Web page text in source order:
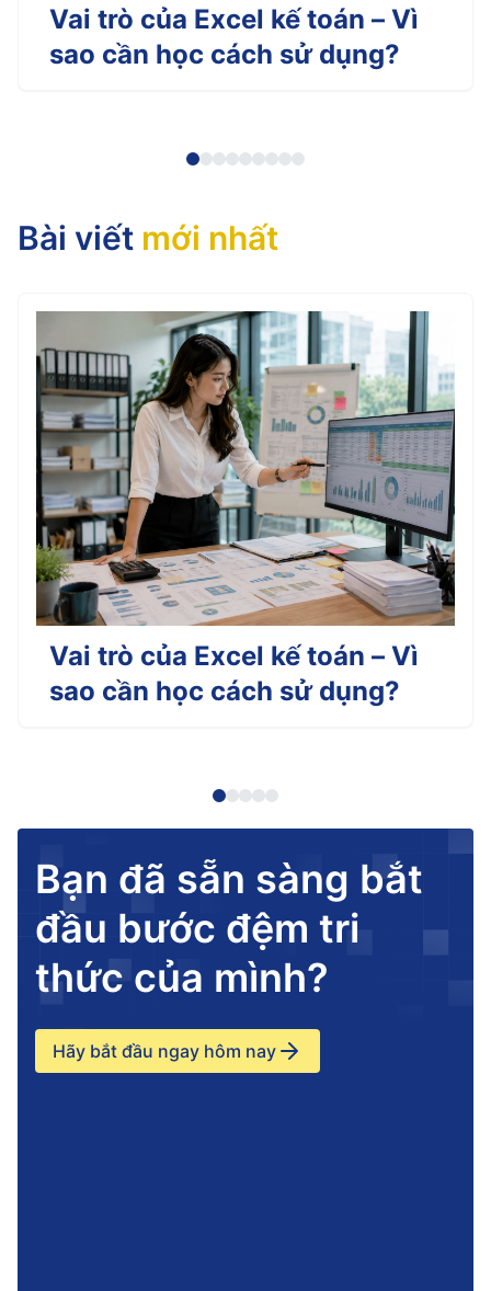
Vai trò của Excel kế toán – Vì
sao cần học cách sử dụng?
Bài viết mới nhất
Vai trò của Excel kế toán – Vì
sao cần học cách sử dụng?
Bạn đã sẵn sàng bắt
đầu bước đệm tri
thức của mình?
Hãy bắt đầu ngay hôm nay